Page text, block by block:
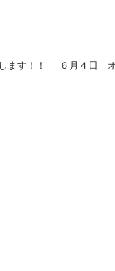
ます！！ ６月４日